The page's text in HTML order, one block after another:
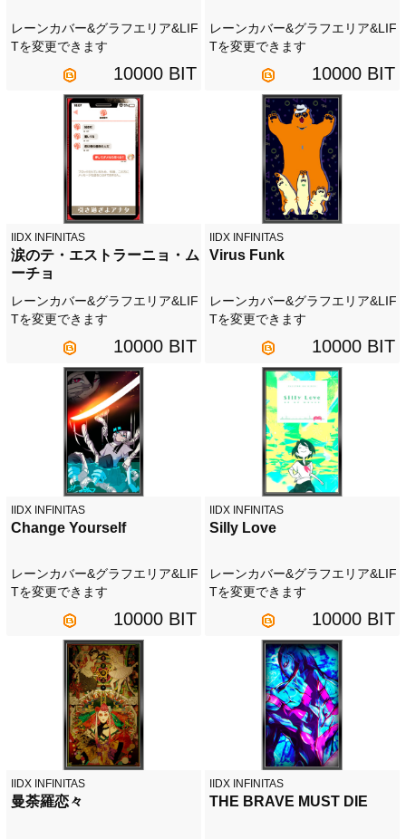
レーンカバー&グラフエリア&LIF
Tを変更できます
10000 BIT
レーンカバー&グラフエリア&LIF
Tを変更できます
10000 BIT
IIDX INFINITAS
涙のテ・エストラーニョ・ム
ーチョ
レーンカバー&グラフエリア&LIF
Tを変更できます
10000 BIT
IIDX INFINITAS
Virus Funk
レーンカバー&グラフエリア&LIF
Tを変更できます
10000 BIT
IIDX INFINITAS
Change Yourself
レーンカバー&グラフエリア&LIF
Tを変更できます
10000 BIT
IIDX INFINITAS
Silly Love
レーンカバー&グラフエリア&LIF
Tを変更できます
10000 BIT
IIDX INFINITAS
曼荼羅恋々
IIDX INFINITAS
THE BRAVE MUST DIE